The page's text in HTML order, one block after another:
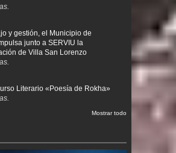
y gestión, el Municipio de
junto a SERVIU la
de Villa San Lorenzo
Literario «Poesía de Rokha»
Mostrar todo